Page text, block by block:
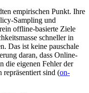
empirischen Punkt. Ihre
Sampling und
offline-basierte Ziele
schneller in
Das ist keine pauschale
daran, dass Online-
die eigenen Fehler der
repräsentiert sind (on-